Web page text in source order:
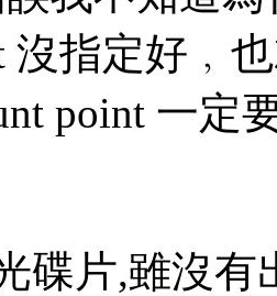
沒指定好﹐
point 一定
碟片,雖沒